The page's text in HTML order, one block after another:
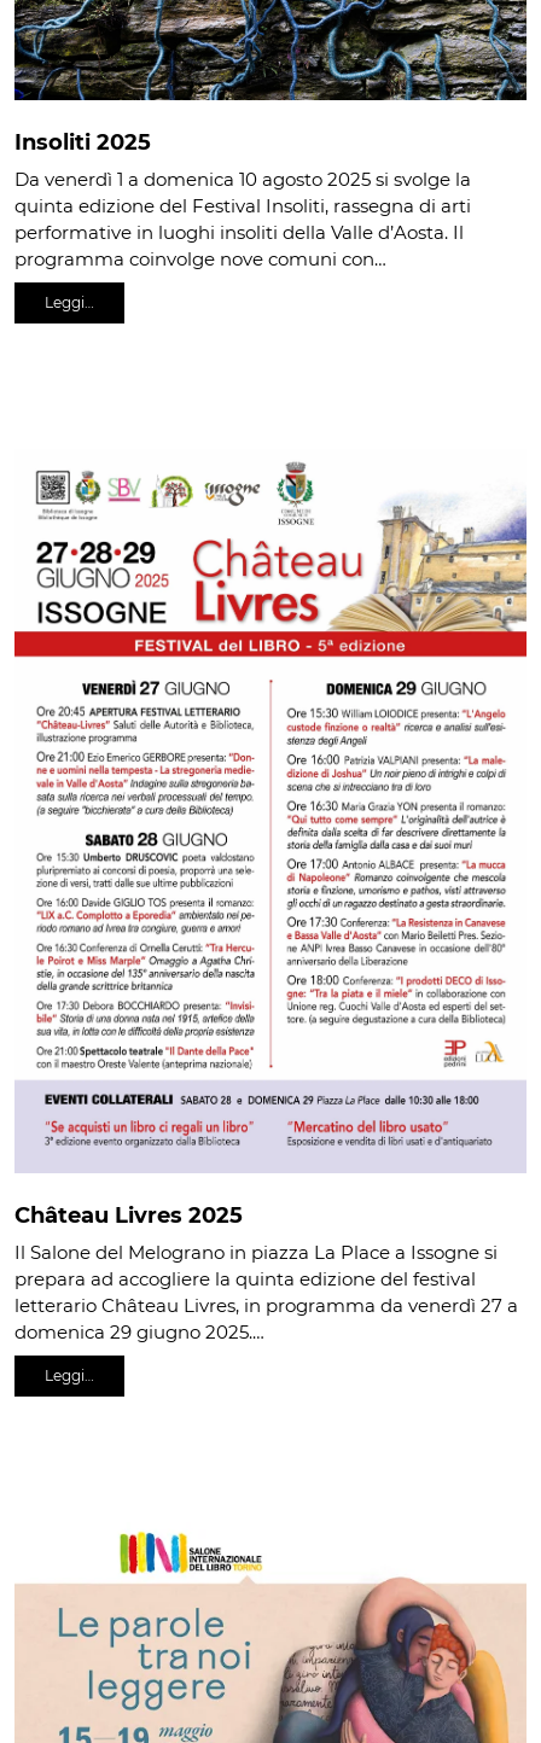
Insoliti 2025
Da venerdì 1 a domenica 10 agosto 2025 si svolge la
quinta edizione del Festival Insoliti, rassegna di arti
performative in luoghi insoliti della Valle d’Aosta. Il
programma coinvolge nove comuni con…
Leggi…
Château Livres 2025
Il Salone del Melograno in piazza La Place a Issogne si
prepara ad accogliere la quinta edizione del festival
letterario Château Livres, in programma da venerdì 27 a
domenica 29 giugno 2025.…
Leggi…